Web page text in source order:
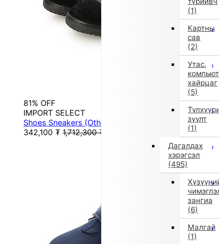
(1)
Картны
сав
(2)
Утас,
хайрцаг
(5)
зүүлт
(1)
Дагалдах
хэрэгсэл
(495)
зангиа
(6)
Малгай
(1)
81% OFF
IMPORT SELECT
Shoes Sneakers (Other)
342,100 ₮ 1,712,300 ₮